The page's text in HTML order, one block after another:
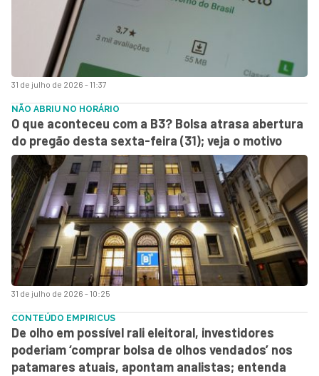
31 de julho de 2026 - 11:37
31 de julho de 2026 - 10:25
NÃO ABRIU NO HORÁRIO
O que aconteceu com a B3? Bolsa atrasa abertura
do pregão desta sexta-feira (31); veja o motivo
CONTEÚDO EMPIRICUS
De olho em possível rali eleitoral, investidores
poderiam ‘comprar bolsa de olhos vendados’ nos
patamares atuais, apontam analistas; entenda